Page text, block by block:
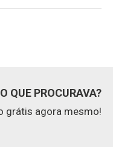
QUE PROCURAVA?
grátis agora mesmo!